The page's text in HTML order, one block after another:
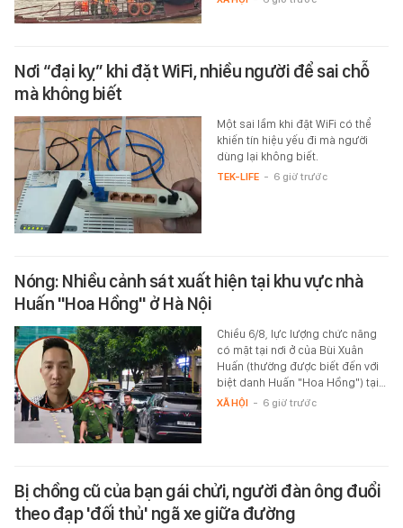
Nơi “đại kỵ” khi đặt WiFi, nhiều người để sai chỗ
mà không biết
Một sai lầm khi đặt WiFi có thể
khiến tín hiệu yếu đi mà người
dùng lại không biết.
TEK-LIFE - 6 giờ trước
Nóng: Nhiều cảnh sát xuất hiện tại khu vực nhà
Huấn "Hoa Hồng" ở Hà Nội
Chiều 6/8, lực lượng chức năng
có mặt tại nơi ở của Bùi Xuân
Huấn (thường được biết đến với
biệt danh Huấn "Hoa Hồng") tại…
XÃ HỘI - 6 giờ trước
Bị chồng cũ của bạn gái chửi, người đàn ông đuổi
theo đạp 'đối thủ' ngã xe giữa đường